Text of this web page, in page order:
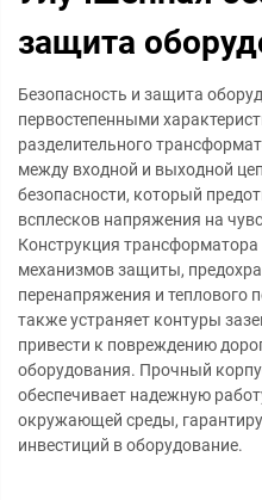
защита
Безопасность и защита
первостепенными
разделительного
между входной и выходной
безопасности, который
всплесков напряжения на
Конструкция
механизмов защиты,
перенапряжения и теплового
также устраняет контуры
привести к повреждению
оборудования. Прочный
обеспечивает надежную
окружающей среды,
инвестиций в оборудование.